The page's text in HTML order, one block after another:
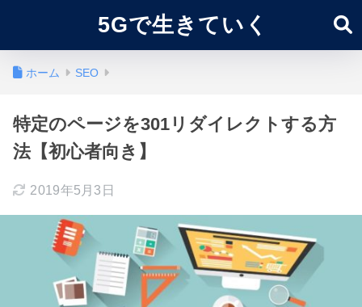
5Gで生きていく
ホーム SEO
特定のページを301リダイレクトする方
法【初心者向き】
2019年5月3日